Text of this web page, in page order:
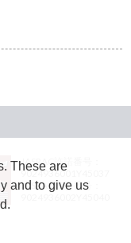
JASRAC許諾番号：
9024936001Y45037
JASRAC許諾番号：
These are
and to give us